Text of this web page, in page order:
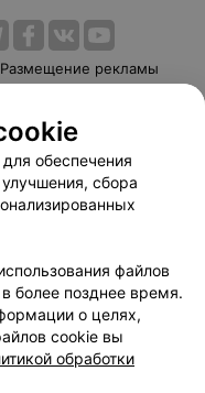
Размещение рекламы
Способы оплаты
103.by
данных
обеспечения
улучшения, сбора
файлов
более позднее время.
о целях,
cookie вы
обработки